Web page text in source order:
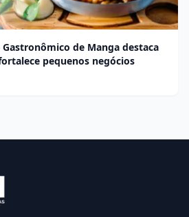
de Manga destaca
pequenos negócios